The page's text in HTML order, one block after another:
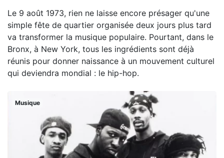
Le 9 août 1973, rien ne laisse encore présager qu'une
simple fête de quartier organisée deux jours plus tard
va transformer la musique populaire. Pourtant, dans le
Bronx, à New York, tous les ingrédients sont déjà
réunis pour donner naissance à un mouvement culturel
qui deviendra mondial : le hip-hop.
Musique